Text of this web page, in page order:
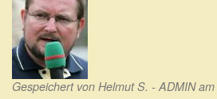
Gespeichert von Helmut S. - ADMINam